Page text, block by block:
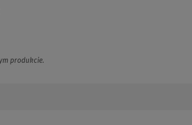
produkcie.